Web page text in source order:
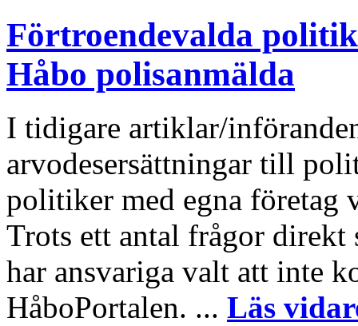
Förtroendevalda
Håbo polisanmälda
I tidigare artiklar/
arvodesersättningar till
politiker med egna företag
Trots ett antal frågor
har ansvariga valt att inte
HåboPortalen. ... Läs